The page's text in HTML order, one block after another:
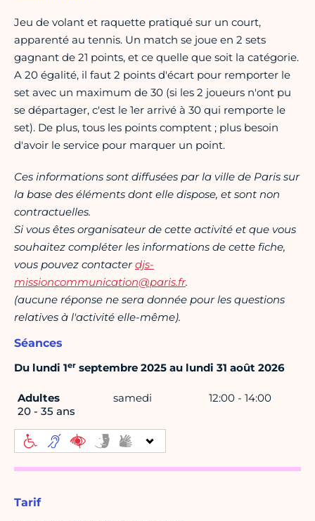
Jeu de volant et raquette pratiqué sur un court,
apparenté au tennis. Un match se joue en 2 sets
gagnant de 21 points, et ce quelle que soit la catégorie.
A 20 égalité, il faut 2 points d'écart pour remporter le
set avec un maximum de 30 (si les 2 joueurs n'ont pu
se départager, c'est le 1er arrivé à 30 qui remporte le
set). De plus, tous les points comptent ; plus besoin
d'avoir le service pour marquer un point.
Ces informations sont diffusées par la ville de Paris sur
la base des éléments dont elle dispose, et sont non
contractuelles.
Si vous êtes organisateur de cette activité et que vous
souhaitez compléter les informations de cette fiche,
vous pouvez contacterdjs-
missioncommunication@paris.fr.
(aucune réponse ne sera donnée pour les questions
relatives à l'activité elle-même).
Séances
Du lundi 1er septembre 2025 au lundi 31 août 2026
Adultes
20 - 35 ans
samedi 12:00 - 14:00
Tarif